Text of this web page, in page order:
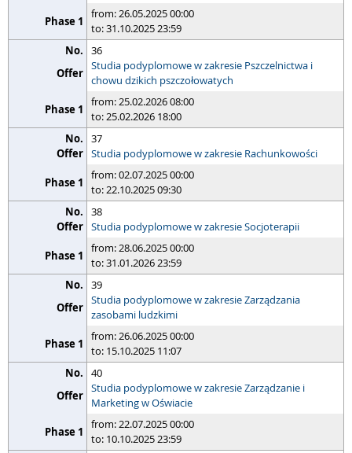
from: 26.05.2025 00:00
to: 31.10.2025 23:59
36
Studia podyplomowe w zakresie Pszczelnictwa i
chowu dzikich pszczołowatych
from: 25.02.2026 08:00
to: 25.02.2026 18:00
37
Studia podyplomowe w zakresie Rachunkowości
from: 02.07.2025 00:00
to: 22.10.2025 09:30
38
Studia podyplomowe w zakresie Socjoterapii
from: 28.06.2025 00:00
to: 31.01.2026 23:59
39
Studia podyplomowe w zakresie Zarządzania
zasobami ludzkimi
from: 26.06.2025 00:00
to: 15.10.2025 11:07
40
Studia podyplomowe w zakresie Zarządzanie i
Marketing w Oświacie
from: 22.07.2025 00:00
to: 10.10.2025 23:59